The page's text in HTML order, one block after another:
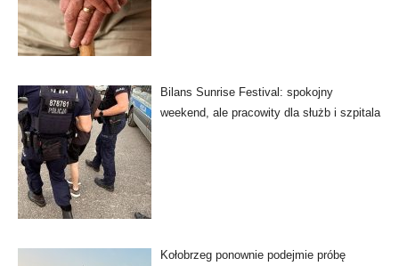
Bilans Sunrise Festival: spokojny
weekend, ale pracowity dla służb i szpitala
Kołobrzeg ponownie podejmie próbę